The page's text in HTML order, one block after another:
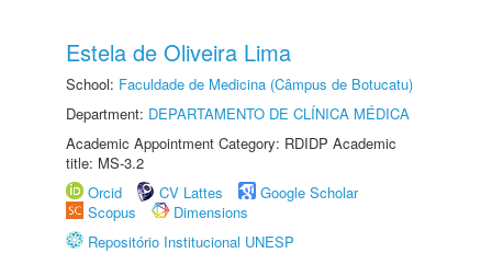
Estela de Oliveira Lima
School: Faculdade de Medicina (Câmpus de Botucatu)
Department: DEPARTAMENTO DE CLÍNICA MÉDICA
Academic Appointment Category: RDIDP Academic
title: MS-3.2
Orcid
CV Lattes
Google Scholar
Scopus
Dimensions
Repositório Institucional UNESP